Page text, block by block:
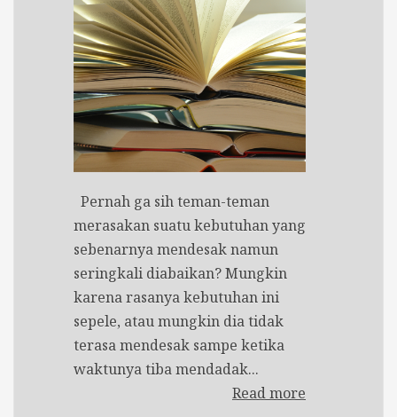
Pernah ga sih teman-teman
merasakan suatu kebutuhan yang
sebenarnya mendesak namun
seringkali diabaikan? Mungkin
karena rasanya kebutuhan ini
sepele, atau mungkin dia tidak
terasa mendesak sampe ketika
waktunya tiba mendadak...
Read more